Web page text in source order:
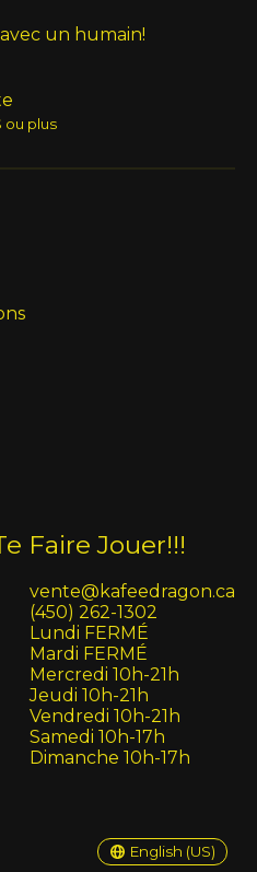
un humain!
ou plus
Faire Jouer!!!
vente@kafeedragon.ca
(450) 262-1302
Lundi FERMÉ
Mardi FERMÉ
Mercredi 10h-21h
Jeudi 10h-21h
Vendredi 10h-21h
Samedi 10h-17h
Dimanche 10h-17h
English (US)
English (US)